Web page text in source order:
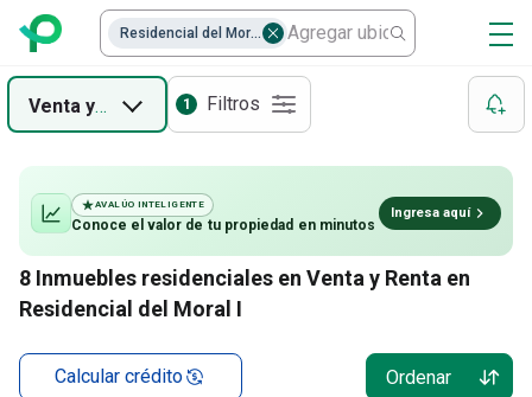
Venta yRenta 1 Filtros
8 Inmuebles residenciales en Venta y Renta en
Residencial del Moral I
Calcular crédito Ordenar
AVALÚO INTELIGENTE
Conoce el valor de tu propiedad en minutos
Ingresa aquí
Residencial del Moral I